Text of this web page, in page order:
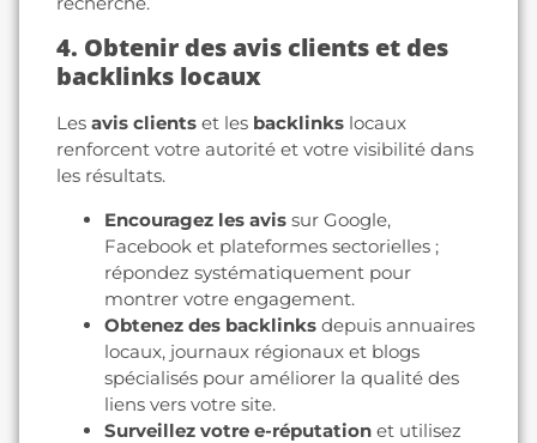
4. Obtenir des avis clients et des
backlinks locaux
Les avis clients et les backlinks locaux
renforcent votre autorité et votre visibilité dans
les résultats.
Encouragez les avis sur Google,
Facebook et plateformes sectorielles ;
répondez systématiquement pour
montrer votre engagement.
Obtenez des backlinks depuis annuaires
locaux, journaux régionaux et blogs
spécialisés pour améliorer la qualité des
liens vers votre site.
Surveillez votre e-réputation et utilisez